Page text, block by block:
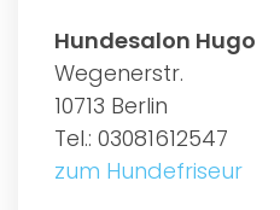
Hundesalon Hugo
Wegenerstr.
10713 Berlin
Tel.: 03081612547
zum Hundefriseur